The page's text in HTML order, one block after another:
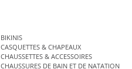
BIKINIS
CASQUETTES & CHAPEAUX
CHAUSSETTES & ACCESSOIRES
CHAUSSURES DE BAIN ET DE NATATION